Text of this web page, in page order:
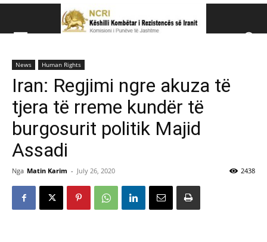
Këshillit Kombëtar të Rezistencës së Iranit (NCRI)
News Human Rights
Iran: Regjimi ngre akuza të
tjera të rreme kundër të
burgosurit politik Majid
Assadi
Nga Matin Karim - July 26, 2020 2438